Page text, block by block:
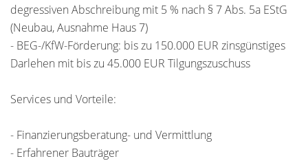
degressiven Abschreibung mit 5 % nach § 7 Abs. 5a EStG
(Neubau, Ausnahme Haus 7)
- BEG-/KfW-Förderung: bis zu 150.000 EUR zinsgünstiges
Darlehen mit bis zu 45.000 EUR Tilgungszuschuss
Services und Vorteile:
- Finanzierungsberatung- und Vermittlung
- Erfahrener Bauträger